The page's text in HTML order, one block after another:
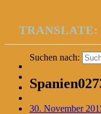
TRANSLATE:
Suchen nach:
30. November